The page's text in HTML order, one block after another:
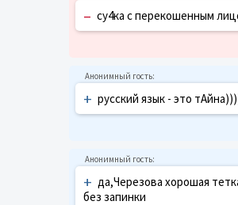
– су4ка с перекошенным
+ русский язык - это
+ да,Черезова хорошая
без запинки